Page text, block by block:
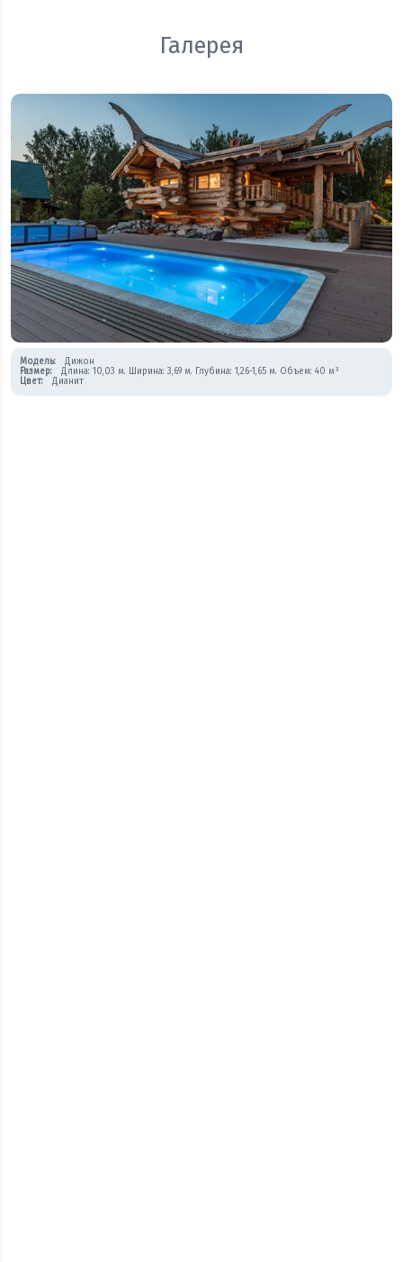
Галерея
Модель:
Дижон
Размер:
Длина: 10,03 м. Ширина: 3,69 м. Глубина: 1,26-1,65 м. Объем: 40 м³
Цвет:
Дианит